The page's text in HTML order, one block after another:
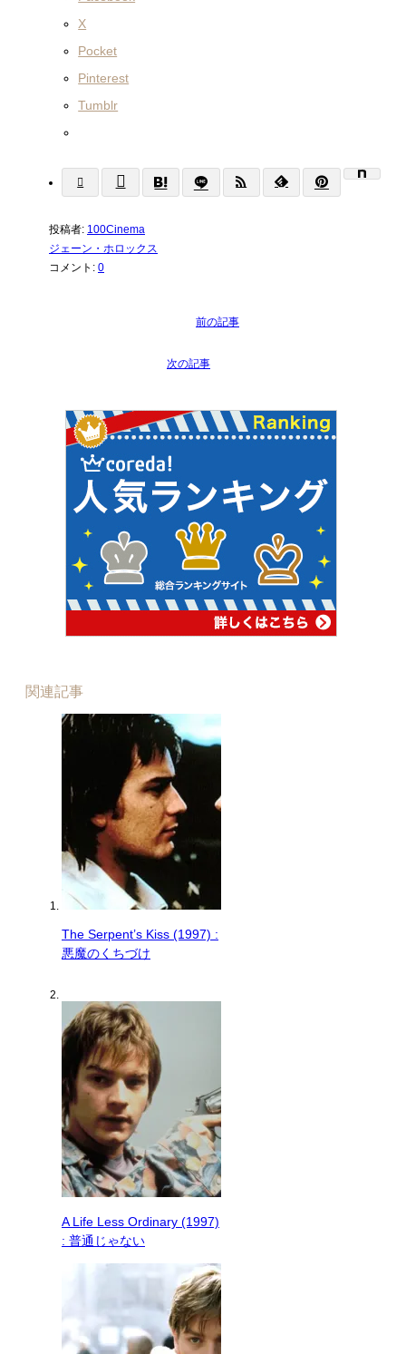
X
Pocket
Pinterest
Tumblr
投稿者: 100Cinema
ジェーン・ホロックス
コメント: 0
関連記事
The Serpent’s Kiss (1997) :
悪魔のくちづけ
A Life Less Ordinary (1997)
: 普通じゃない